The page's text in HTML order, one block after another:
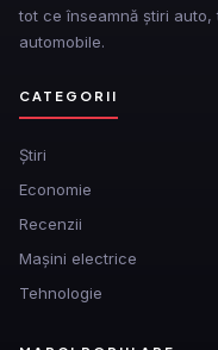
tot ce înseamnă știri
automobile.
CATEGORII
Ştiri
Economie
Recenzii
Mașini electrice
Tehnologie